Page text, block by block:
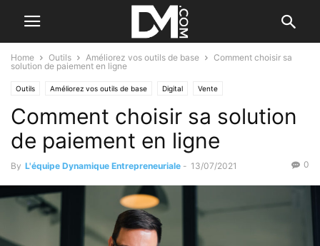
Home Outils Améliorez vos outils de base
Comment choisir sa
solution de paiement en ligne
Outils Améliorez vos outils de base Digital Vente
Les outils commerciaux Par les outils
Comment choisir sa solution
de paiement en ligne
By L'équipe Dynamique Entrepreneuriale - 13/07/2021 0